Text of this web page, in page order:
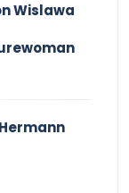
Wislawa